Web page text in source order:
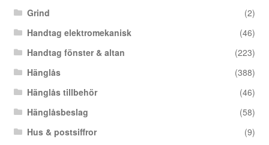
Grind
(2)
Handtag elektromekanisk
(46)
Handtag fönster & altan
(223)
Hänglås
(388)
Hänglås tillbehör
(46)
Hänglåsbeslag
(58)
Hus & postsiffror
(9)